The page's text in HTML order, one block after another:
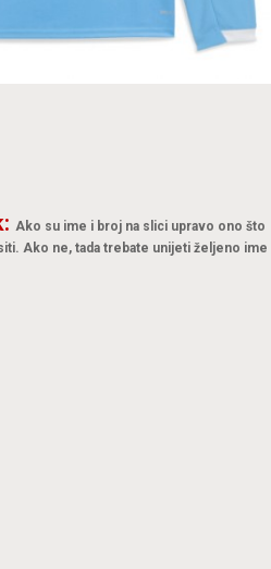
Ako su ime i broj na slici upravo ono što
Ako ne, tada trebate unijeti željeno ime